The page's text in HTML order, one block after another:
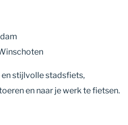
stijlvolle stadsfiets,
en naar je werk te fietsen.